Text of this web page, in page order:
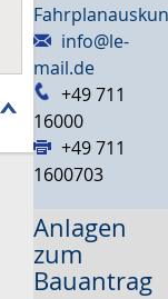
info@le-
mail.de
+49 711
16000
+49 711
1600703
Anlagen
zum
Bauantrag